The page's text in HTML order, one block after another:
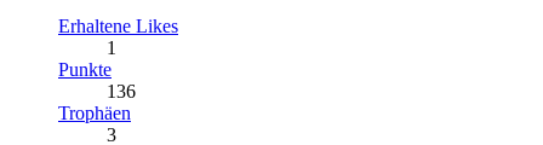
Erhaltene Likes
1
Punkte
136
Trophäen
3